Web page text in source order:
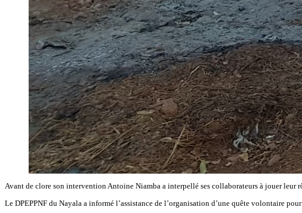
Avant de clore son intervention Antoine Niamba a interpellé ses collaborateurs à jouer leur
Le DPEPPNF du Nayala a informé l’assistance de l’organisation d’une quête volontaire